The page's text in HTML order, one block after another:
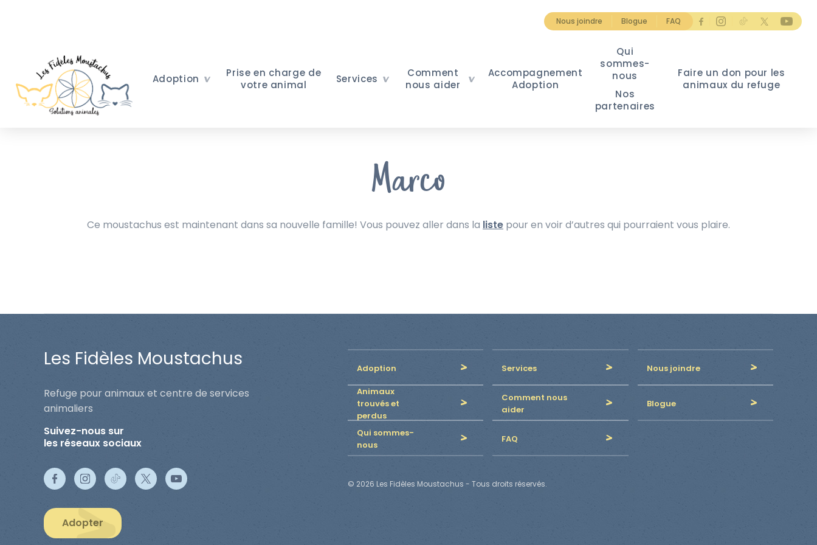
Nous joindre Blogue FAQ
Adoption
Prise en charge de
votre animal
Services
Comment
nous aider
Accompagnement
Adoption
Qui
sommes-
nous
Nos
partenaires
Faire un don pour les
animaux du refuge
Marco
Ce moustachus est maintenant dans sa nouvelle famille! Vous pouvez aller dans la liste pour en voir d’autres qui pourraient vous plaire.
Les Fidèles Moustachus
Refuge pour animaux et centre de services
animaliers
Suivez-nous sur
les réseaux sociaux
Adopter
Adoption Services
Nous joindre
Animaux
trouvés et
perdus
Comment nous
aider
Blogue
Qui sommes-
nous
FAQ
© 2026 Les Fidèles Moustachus - Tous droits réservés.